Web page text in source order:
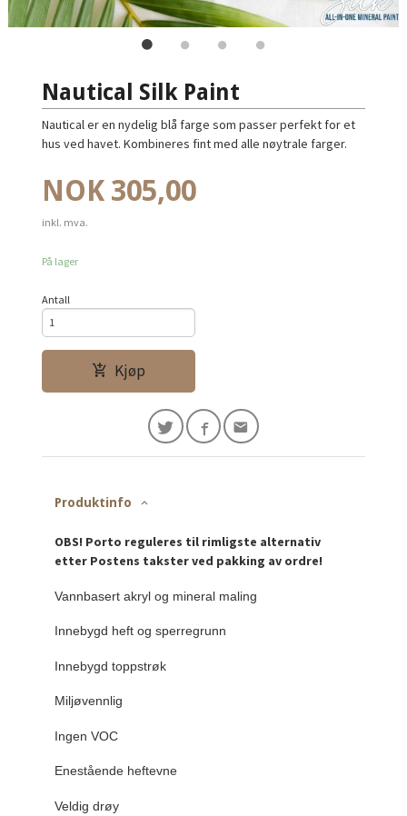
Nautical Silk Paint
Nautical er en nydelig blå farge som passer perfekt for et
hus ved havet. Kombineres fint med alle nøytrale farger.
Pris
NOK 305,00
inkl. mva.
På lager
Antall
Kjøp
Produktinfo
OBS! Porto reguleres til rimligste alternativ
etter Postens takster ved pakking av ordre!
Vannbasert akryl og mineral maling
Innebygd heft og sperregrunn
Innebygd toppstrøk
Miljøvennlig
Ingen VOC
Enestående heftevne
Veldig drøy